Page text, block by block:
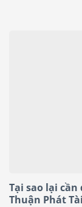
Tại sao lại
Thuận Phát